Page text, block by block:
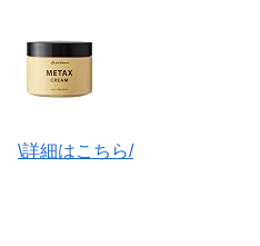
\詳細はこちら/